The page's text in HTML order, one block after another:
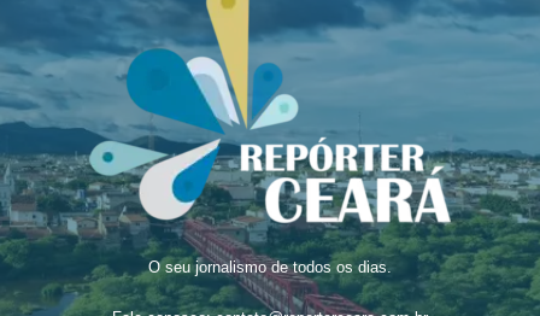
O seu jornalismo de todos os dias.